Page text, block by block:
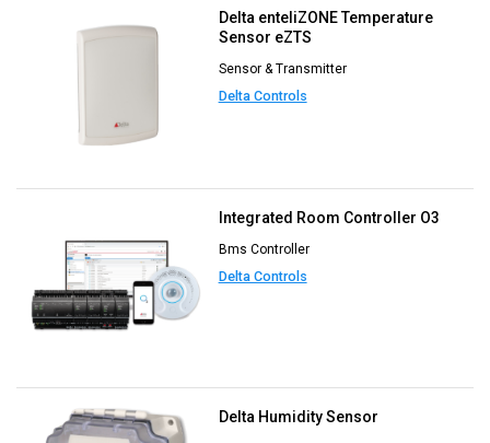
Delta enteliZONE Temperature
Sensor eZTS
Sensor & Transmitter
Delta Controls
Integrated Room Controller O3
Bms Controller
Delta Controls
Delta Humidity Sensor